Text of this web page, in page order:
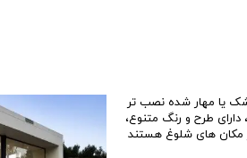
پروژه نیکان
شهر برج های شمال همت
پهنه d شهرک چیتگر
- - انواع سازه
- - نما در
- - دیوار در
یا مهار شده نصب تر
طرح و رنگ متنوع،
مکان های شلوغ هستند